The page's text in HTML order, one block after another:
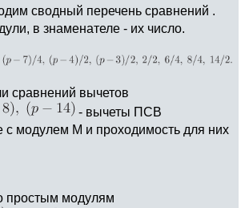
сводный перечень сравнений .
в знаменателе - их число.
сравнений вычетов
- вычеты ПСВ
с модулем М и проходимость для них
простым модулям